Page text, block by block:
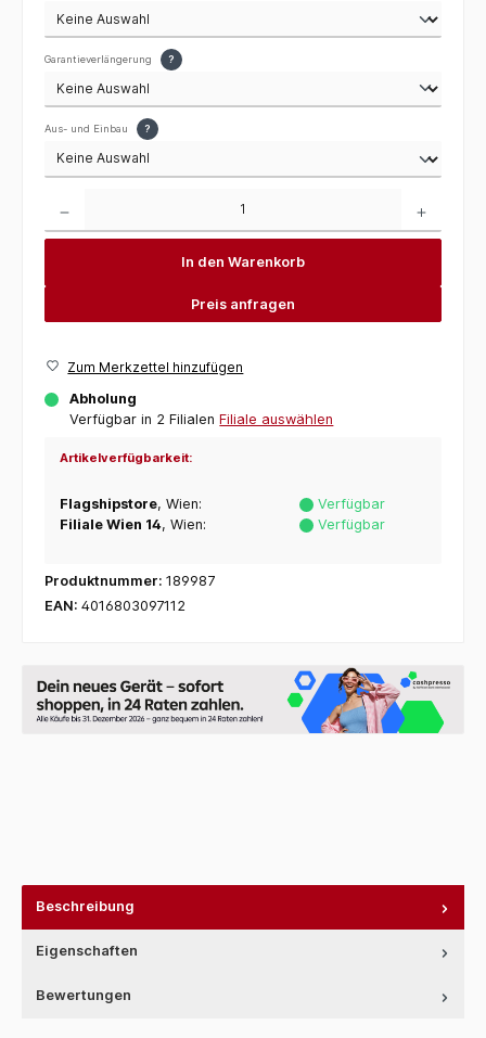
Garantieverlängerung ?
Aus- und Einbau ?
In den Warenkorb
Preis anfragen
Zum Merkzettel hinzufügen
Abholung
Verfügbar in 2 Filialen Filiale auswählen
Artikelverfügbarkeit:
Flagshipstore, Wien:
Verfügbar
Filiale Wien 14, Wien: Verfügbar
Produktnummer: 189987
EAN: 4016803097112
Beschreibung
Eigenschaften
Bewertungen